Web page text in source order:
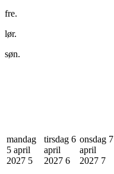
fre.
lør.
søn.
mandag
5 april
2027 5
tirsdag 6
april
2027 6
onsdag 7
april
2027 7